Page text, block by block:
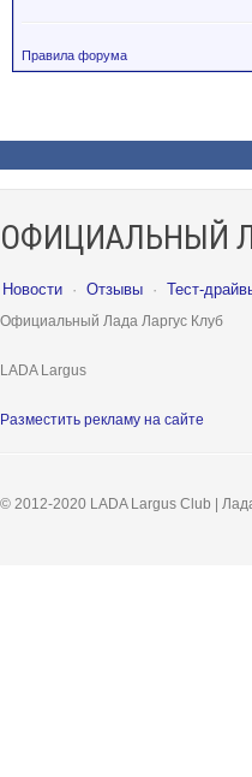
Правила форума
ОФИЦИАЛЬНЫЙ
Новости · Отзывы · Тест-
Официальный Лада Ларгус Клуб
LADA Largus
Разместить рекламу на сайте
© 2012-2020 LADA Largus Club |